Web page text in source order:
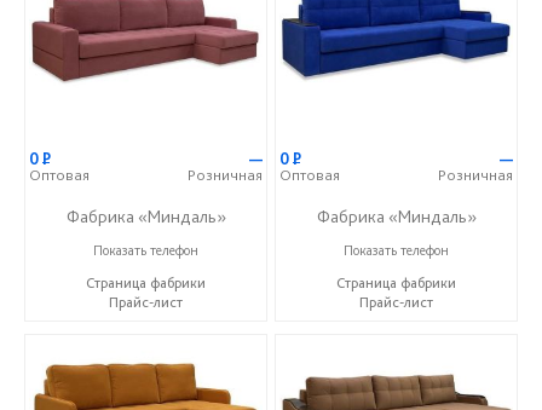
0Р
Оптовая
—
Розничная
Фабрика «Миндаль»
+7 (927) 630-62-82
Показать телефон
Страница фабрики
Прайс-лист
0Р
Оптовая
—
Розничная
Фабрика «Миндаль»
+7 (927) 630-62-82
Показать телефон
Страница фабрики
Прайс-лист